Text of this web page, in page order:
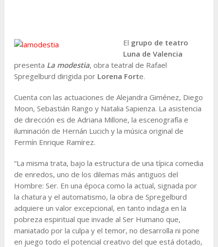
El grupo de teatro
Luna de Valencia
presenta La modestia, obra teatral de Rafael
Spregelburd dirigida por Lorena Forte.
Cuenta con las actuaciones de Alejandra Giménez, Diego
Moon, Sebastián Rango y Natalia Sapienza. La asistencia
de dirección es de Adriana Millone, la escenografía e
iluminación de Hernán Lucich y la música original de
Fermín Enrique Ramírez.
“La misma trata, bajo la estructura de una típica comedia
de enredos, uno de los dilemas más antiguos del
Hombre: Ser. En una época como la actual, signada por
la chatura y el automatismo, la obra de Spregelburd
adquiere un valor excepcional, en tanto indaga en la
pobreza espiritual que invade al Ser Humano que,
maniatado por la culpa y el temor, no desarrolla ni pone
en juego todo el potencial creativo del que está dotado,